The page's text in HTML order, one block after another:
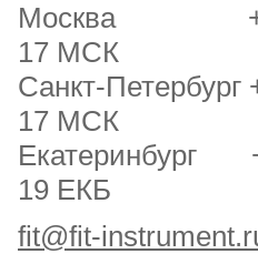
Москва +7
17 МСК
Санкт-
17 МСК
Екатеринбург
19 ЕКБ
fit@fit-